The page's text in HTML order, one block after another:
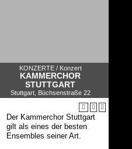
KONZERTE / Konzert
KAMMERCHOR
STUTTGART
Stuttgart, Büchsenstraße 22
Der Kammerchor Stuttgart
gilt als eines der besten
Ensembles seiner Art.